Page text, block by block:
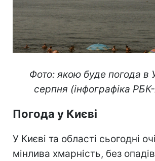
Фото: якою буде погода в
серпня (інфографіка
Погода у Києві
У Києві та області сьогодні
мінлива хмарність, без